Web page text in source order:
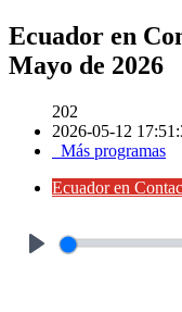
Ecuador en
Mayo de 2026
202
2026-05-12
Más programas
Ecuador en